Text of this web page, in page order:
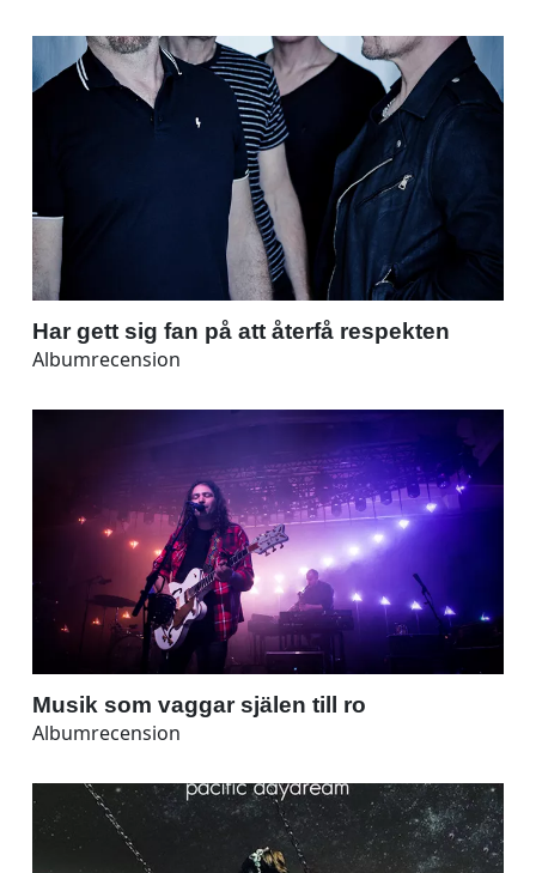
Har gett sig fan på att återfå respekten
Albumrecension
Musik som vaggar själen till ro
Albumrecension